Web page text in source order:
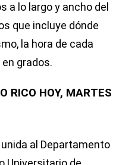
a lo largo y ancho del
que incluye dónde
la hora de cada
grados.
RICO HOY, MARTES
al Departamento